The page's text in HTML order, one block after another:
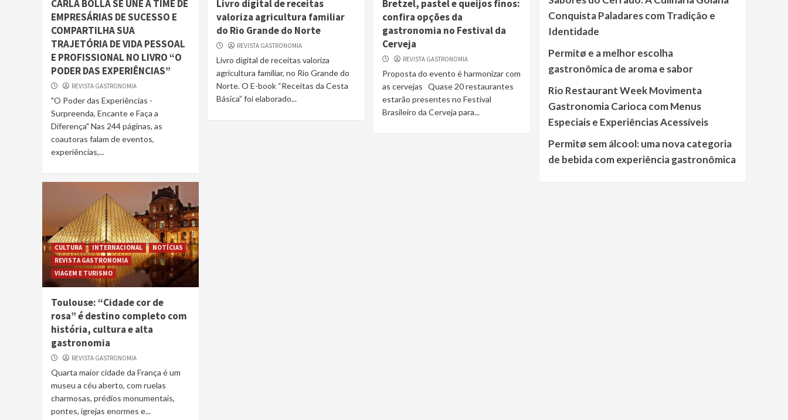
CARLA BOLLA SE UNE A TIME DE
EMPRESÁRIAS DE SUCESSO E
COMPARTILHA SUA
TRAJETÓRIA DE VIDA PESSOAL
E PROFISSIONAL NO LIVRO “O
PODER DAS EXPERIÊNCIAS”
REVISTA GASTRONOMIA
"O Poder das Experiências -
Surpreenda, Encante e Faça a
Diferença" Nas 244 páginas, as
coautoras falam de eventos,
experiências,...
Livro digital de receitas
valoriza agricultura familiar
do Rio Grande do Norte
REVISTA GASTRONOMIA
Livro digital de receitas valoriza
agricultura familiar, no Rio Grande do
Norte. O E-book “Receitas da Cesta
Básica” foi elaborado...
Bretzel, pastel e queijos finos:
confira opções da
gastronomia no Festival da
Cerveja
REVISTA GASTRONOMIA
Proposta do evento é harmonizar com
as cervejas Quase 20 restaurantes
estarão presentes no Festival
Brasileiro da Cerveja para...
CULTURA INTERNACIONAL
NOTÍCIAS
REVISTA GASTRONOMIA
VIAGEM E TURISMO
Toulouse: “Cidade cor de
rosa” é destino completo com
história, cultura e alta
gastronomia
REVISTA GASTRONOMIA
Quarta maior cidade da França é um
museu a céu aberto, com ruelas
charmosas, prédios monumentais,
pontes, igrejas enormes e...
Conquista Paladares com Tradição e
Identidade
Permitø e a melhor escolha
gastronômica de aroma e sabor
Rio Restaurant Week Movimenta
Gastronomia Carioca com Menus
Especiais e Experiências Acessíveis
Permitø sem álcool: uma nova categoria
de bebida com experiência gastronômica